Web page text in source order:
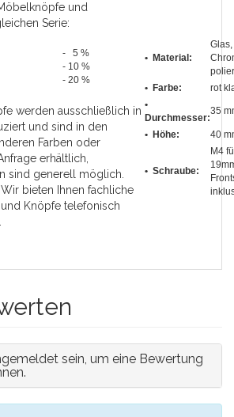
und
Serie:
- 5 %
- 10 %
- 20 %
werden ausschließlich in
und sind in den
Farben oder
erhältlich,
sind generell möglich.
bieten Ihnen fachliche
Knöpfe telefonisch
• Material:
Glas,
• Farbe:
rot
•
Durchmesser:
35
• Höhe: 40
• Schraube:
M4
sein, um eine Bewertung